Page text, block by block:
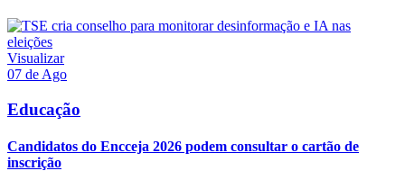
Visualizar
07 de Ago
Educação
Candidatos do Encceja 2026 podem consultar o cartão de
inscrição